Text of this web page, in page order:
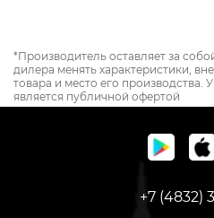
*Производитель оставляет за
дилера менять характеристики,
товара и место его производства.
является публичной офертой
+7 (4832)